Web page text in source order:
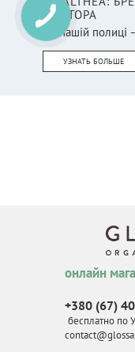
ДОКТОРА
На нашій полиці
УЗНАТЬ БОЛЬШЕ
онлайн
+380 (67)
бесплатно по